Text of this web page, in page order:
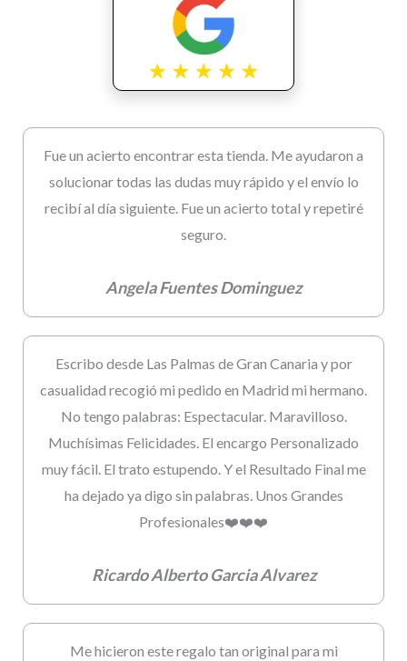
Fue un acierto encontrar esta tienda. Me ayudaron a
solucionar todas las dudas muy rápido y el envío lo
recibí al día siguiente. Fue un acierto total y repetiré
seguro.
Angela Fuentes Dominguez
Escribo desde Las Palmas de Gran Canaria y por
casualidad recogió mi pedido en Madrid mi hermano.
No tengo palabras: Espectacular. Maravilloso.
Muchísimas Felicidades. El encargo Personalizado
muy fácil. El trato estupendo. Y el Resultado Final me
ha dejado ya digo sin palabras. Unos Grandes
Profesionales❤️❤️❤️
Ricardo Alberto Garcia Alvarez
Me hicieron este regalo tan original para mi